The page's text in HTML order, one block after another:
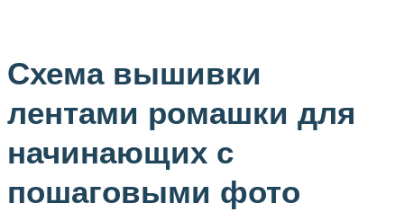
Схема вышивки
лентами ромашки для
начинающих с
пошаговыми фото